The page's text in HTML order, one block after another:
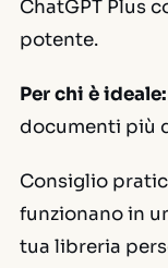
ChatGPT Plus
potente.
Per chi è ideale:
documenti più
Consiglio
funzionano in
tua libreria